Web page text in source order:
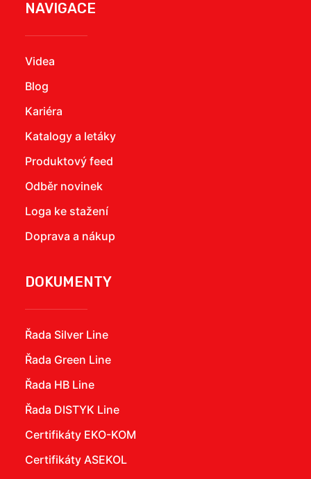
NAVIGACE
Videa
Blog
Kariéra
Katalogy a letáky
Produktový feed
Odběr novinek
Loga ke stažení
Doprava a nákup
DOKUMENTY
Řada Silver Line
Řada Green Line
Řada HB Line
Řada DISTYK Line
Certifikáty EKO-KOM
Certifikáty ASEKOL